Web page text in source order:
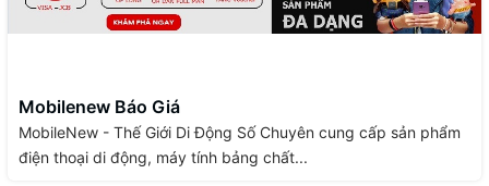
Mobilenew Báo Giá
MobileNew - Thế Giới Di Động Số Chuyên cung cấp sản phẩm
điện thoại di động, máy tính bảng chất...